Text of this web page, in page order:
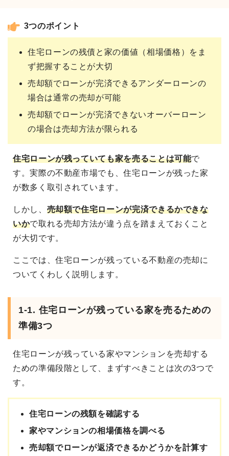
3つのポイント
住宅ローンの残債と家の価値（相場価格）をま
ず把握することが大切
売却額でローンが完済できるアンダーローンの
場合は通常の売却が可能
売却額でローンが完済できないオーバーローン
の場合は売却方法が限られる
住宅ローンが残っていても家を売ることは可能で
す。実際の不動産市場でも、住宅ローンが残った家
が数多く取引されています。
しかし、 売却額で住宅ローンが完済できるかできな
いかで取れる売却方法が違う点を踏まえておくこと
が大切です。
ここでは、住宅ローンが残っている不動産の売却に
ついてくわしく説明します。
1-1. 住宅ローンが残っている家を売るための
準備3つ
住宅ローンが残っている家やマンションを売却する
ための準備段階として、まずすべきことは次の3つで
す。
住宅ローンの残額を確認する
家やマンションの相場価格を調べる
売却額でローンが返済できるかどうかを計算す